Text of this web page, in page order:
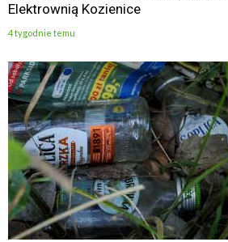
Elektrownią Kozienice
4 tygodnie temu